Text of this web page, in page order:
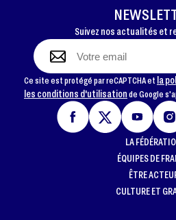
Suivez nos actualités et
Ce site est protégé par reCAPTCHA et la
les conditions d'utilisationde Google
LA
ÉQUIPES DE
ÊTRE
CULTURE ET